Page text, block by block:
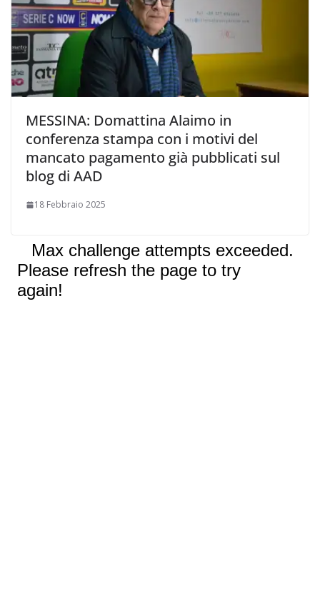
MESSINA: Domattina Alaimo in
conferenza stampa con i motivi del
mancato pagamento già pubblicati sul
blog di AAD
18 Febbraio 2025